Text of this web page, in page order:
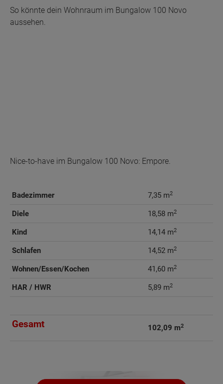
So könnte dein Wohnraum im Bungalow 100 Novo
aussehen.
Nice-to-have im Bungalow 100 Novo: Empore.
Badezimmer 7,35 m2
Diele 18,58 m2
Kind 14,14 m2
Schlafen 14,52 m2
Wohnen/Essen/Kochen 41,60 m2
HAR / HWR 5,89 m2
Gesamt 102,09 m2